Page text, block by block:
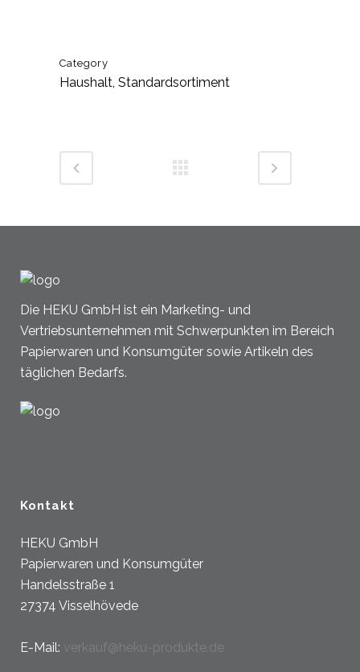
Category
Haushalt, Standardsortiment
Die HEKU GmbH ist ein Marketing- und
Vertriebsunternehmen mit Schwerpunkten im Bereich
Papierwaren und Konsumgüter sowie Artikeln des
täglichen Bedarfs.
Kontakt
HEKU GmbH
Papierwaren und Konsumgüter
Handelsstraße 1
27374 Visselhövede
E-Mail: verkauf@heku-produkte.de